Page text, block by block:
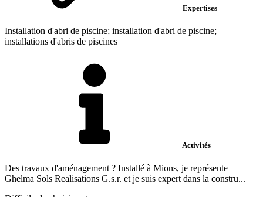
Expertises
Installation d'abri de piscine; installation d'abri de piscine;
installations d'abris de piscines
Activités
Des travaux d'aménagement ? Installé à Mions, je représente
Ghelma Sols Realisations G.s.r. et je suis expert dans la constru...